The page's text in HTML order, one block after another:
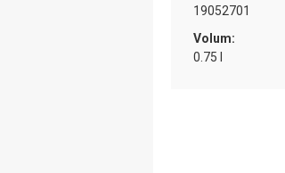
19052701
Volum:
0.75 l